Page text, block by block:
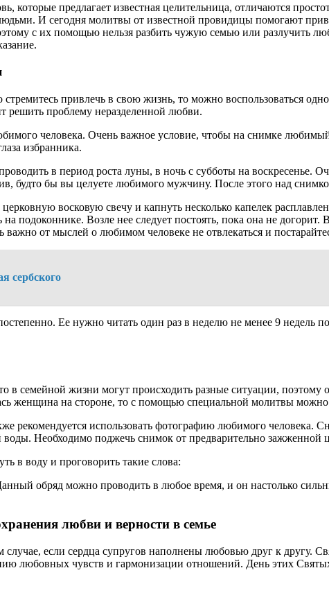
которые предлагает известная целительница, отличаются
И сегодня молитвы от известной провидицы помогают
с их помощью нельзя разбить чужую семью или разлучить
стремитесь привлечь в свою жизнь, то можно воспользоваться
решить проблему неразделенной любви.
человека. Очень важное условие, чтобы на снимке
избранника.
в период роста луны, в ночь с субботы на воскресенье.
будто бы вы целуете любимого мужчину. После этого над
восковую свечу и капнуть несколько капелек
подоконнике. Возле нее следует постоять, пока она не
важно от мыслей о любимом человеке не отвлекаться и
сербского
Ее нужно читать один раз в неделю не менее 9
в семейной жизни могут происходить разные ситуации,
женщина на стороне, то с помощью специальной молитвы
рекомендуется использовать фотографию любимого
воды. Необходимо поджечь снимок от предварительно зажженной
в воду и проговорить такие слова:
обряд можно проводить в любое время, и он настолько
любви и верности в семье
случае, если сердца супругов наполнены любовью друг к другу.
любовных чувств и гармонизации отношений. День этих